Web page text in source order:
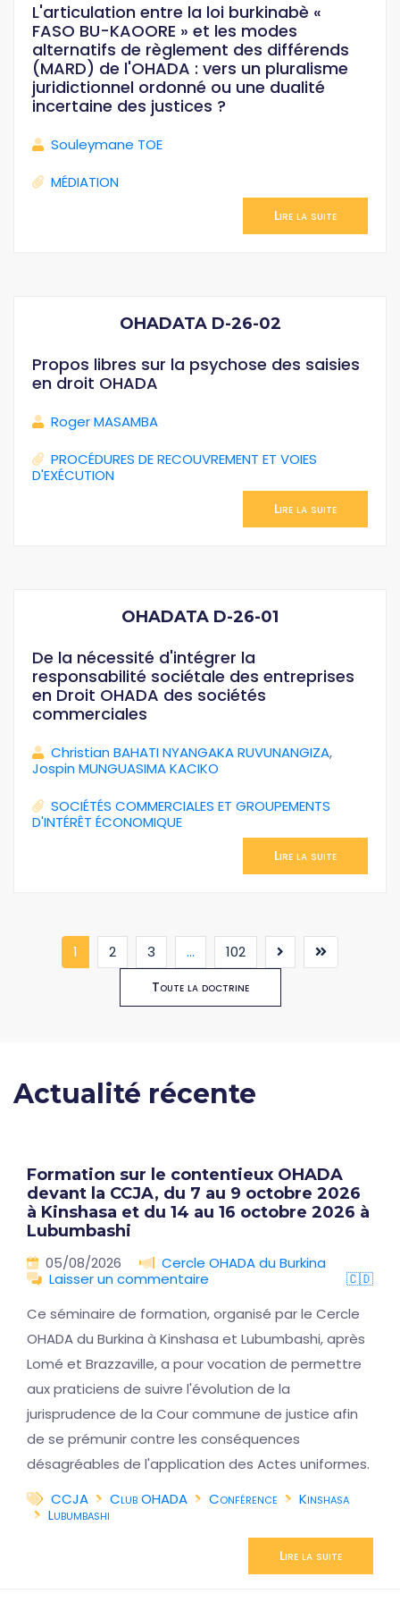
L'articulation entre la loi burkinabè «
FASO BU-KAOORE » et les modes
alternatifs de règlement des différends
(MARD) de l'OHADA : vers un pluralisme
juridictionnel ordonné ou une dualité
incertaine des justices ?
Souleymane TOE
MÉDIATION
Lire la suite
OHADATA D-26-02
Propos libres sur la psychose des saisies
en droit OHADA
Roger MASAMBA
PROCÉDURES DE RECOUVREMENT ET VOIES
D'EXÉCUTION
Lire la suite
OHADATA D-26-01
De la nécessité d'intégrer la
responsabilité sociétale des entreprises
en Droit OHADA des sociétés
commerciales
Christian BAHATI NYANGAKA RUVUNANGIZA,
Jospin MUNGUASIMA KACIKO
SOCIÉTÉS COMMERCIALES ET GROUPEMENTS
D'INTÉRÊT ÉCONOMIQUE
Lire la suite
1 (current)
2 3 ... 102
Toute la doctrine
Actualité récente
Formation sur le contentieux OHADA
devant la CCJA, du 7 au 9 octobre 2026
à Kinshasa et du 14 au 16 octobre 2026 à
Lubumbashi
05/08/2026
Cercle OHADA du Burkina
Laisser un commentaire
🇨🇩
Ce séminaire de formation, organisé par le Cercle
OHADA du Burkina à Kinshasa et Lubumbashi, après
Lomé et Brazzaville, a pour vocation de permettre
aux praticiens de suivre l'évolution de la
jurisprudence de la Cour commune de justice afin
de se prémunir contre les conséquences
désagréables de l'application des Actes uniformes.
CCJA
Club OHADA Conférence
Kinshasa
Lubumbashi
Lire la suite